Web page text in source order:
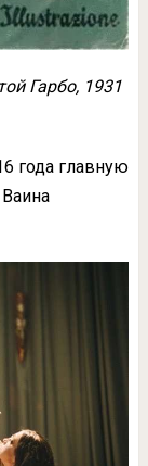
Гарбо, 1931
года главную